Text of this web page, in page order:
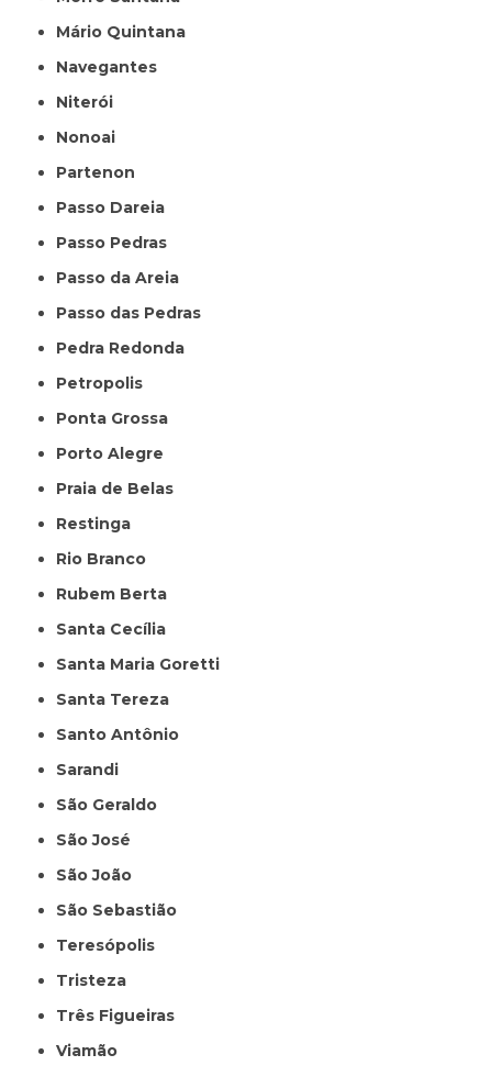
Mário Quintana
Navegantes
Niterói
Nonoai
Partenon
Passo Dareia
Passo Pedras
Passo da Areia
Passo das Pedras
Pedra Redonda
Petropolis
Ponta Grossa
Porto Alegre
Praia de Belas
Restinga
Rio Branco
Rubem Berta
Santa Cecília
Santa Maria Goretti
Santa Tereza
Santo Antônio
Sarandi
São Geraldo
São José
São João
São Sebastião
Teresópolis
Tristeza
Três Figueiras
Viamão